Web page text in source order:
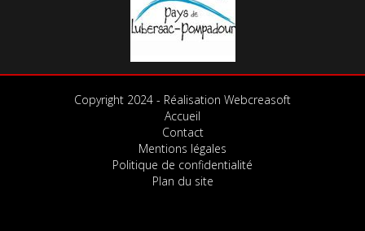
Copyright 2024 - Réalisation Webcreasoft
Accueil
Contact
Mentions légales
Politique de confidentialité
Plan du site